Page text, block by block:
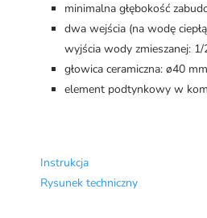
minimalna głębokość
dwa wejścia (na wodę
wyjścia wody zmieszanej: 1/
głowica ceramiczna: ø40 mm
element podtynkowy w
Instrukcja
Rysunek techniczny